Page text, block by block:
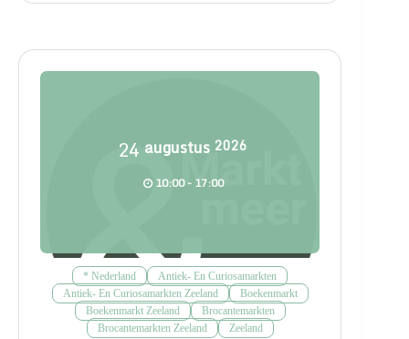
24 augustus 2026
10:00 - 17:00
* Nederland
Antiek- En Curiosamarkten
Antiek- En Curiosamarkten Zeeland
Boekenmarkt
Boekenmarkt Zeeland
Brocantemarkten
Brocantemarkten Zeeland
Zeeland